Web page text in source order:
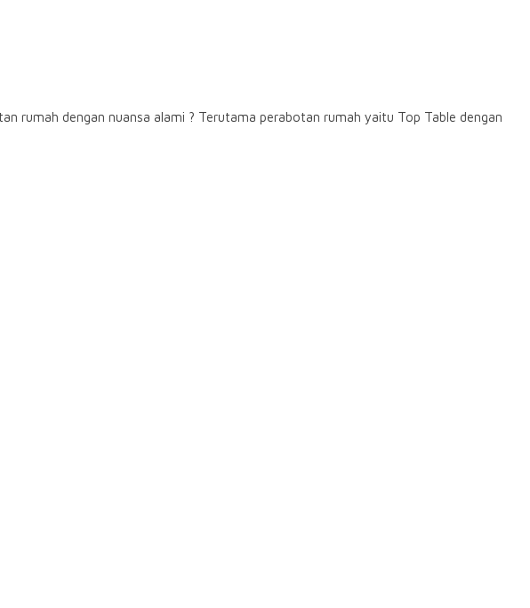
rumah dengan nuansa alami ? Terutama perabotan rumah yaitu Top Table dengan